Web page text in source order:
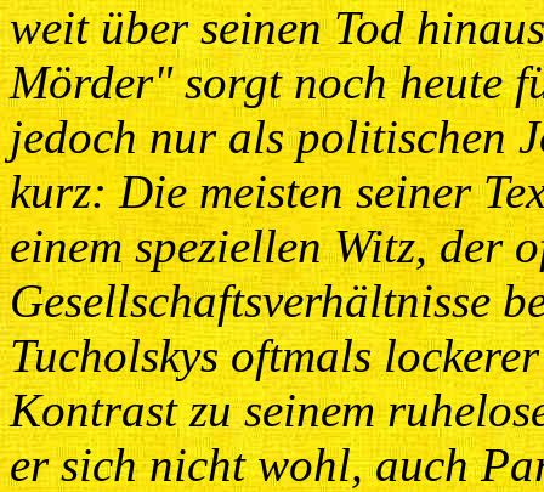
weit über seinen Tod
Mörder" sorgt noch heute
jedoch nur als politischen
kurz: Die meisten seiner
einem speziellen Witz, der
Gesellschaftsverhältnisse
Tucholskys oftmals
Kontrast zu seinem
er sich nicht wohl, auch